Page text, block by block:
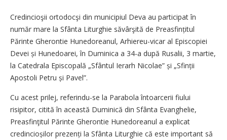
Credincioşii ortodocşi din municipiul Deva au participat în
număr mare la Sfânta Liturghie săvârşită de Preasfințitul
Părinte Gherontie Hunedoreanul, Arhiereu-vicar al Episcopiei
Devei și Hunedoarei, în Duminica a 34-a după Rusalii, 3 martie,
la Catedrala Episcopală „Sfântul Ierarh Nicolae” și „Sfinții
Apostoli Petru și Pavel”.
Cu acest prilej, referindu-se la Parabola întoarcerii fiului
risipitor, citită în această Duminică din Sfânta Evanghelie,
Preasfinţitul Părinte Gherontie Hunedoreanul a explicat
credincioșilor prezenți la Sfânta Liturghie că este important să